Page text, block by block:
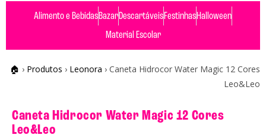
Alimento e BebidasBazarDescartáveisFestinhasHalloween
Material Escolar
🏠 › Produtos › Leonora › Caneta Hidrocor Water Magic 12 Cores
Leo&Leo
Caneta Hidrocor Water Magic 12 Cores
Leo&Leo